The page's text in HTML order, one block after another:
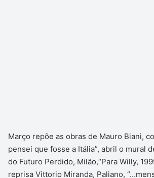
Março repõe as obras de Mauro Biani,
pensei que fosse a Itália”, abril o mural
do Futuro Perdido, Milão,“Para Willy,
reprisa Vittorio Miranda, Paliano,